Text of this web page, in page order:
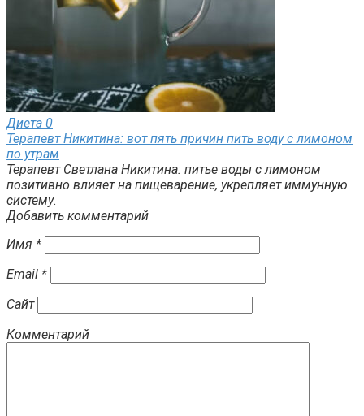
Диета 0
Терапевт Никитина: вот пять причин пить воду с лимоном
по утрам
Терапевт Светлана Никитина: питье воды с лимоном
позитивно влияет на пищеварение, укрепляет иммунную
систему.
Добавить комментарий
Имя *
Email *
Сайт
Комментарий